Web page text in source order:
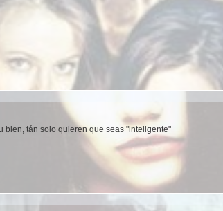
bien, tán solo quieren que seas "inteligente"